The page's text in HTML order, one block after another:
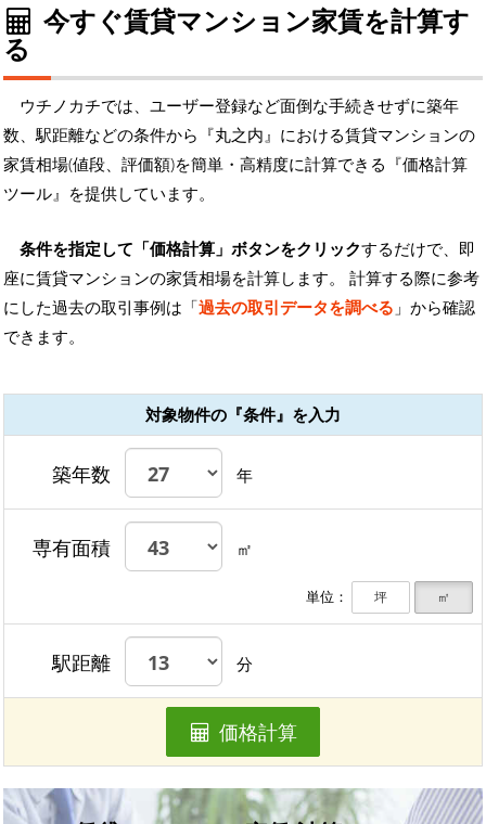
今すぐ賃貸マンション家賃を計算す
る
ウチノカチでは、ユーザー登録など面倒な手続きせずに築年
数、駅距離などの条件から『丸之内』における賃貸マンションの
家賃相場(値段、評価額)を簡単・高精度に計算できる『価格計算
ツール』を提供しています。
条件を指定して「価格計算」ボタンをクリックするだけで、即
座に賃貸マンションの家賃相場を計算します。 計算する際に参考
にした過去の取引事例は「過去の取引データを調べる 」から確認
できます。
対象物件の『条件』を入力
築年数 年
専有面積 ㎡
単位： 坪 ㎡
駅距離 分
価格計算